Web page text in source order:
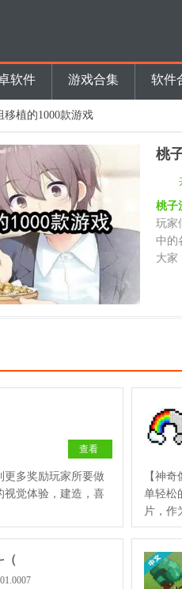
软件 游戏合集 软件
植的1000款游戏
桃子
玩家
中的
大家
查看
更多奖励玩家所要做
视觉体验，建造，喜
【神
单轻松
片，作
以，你
（